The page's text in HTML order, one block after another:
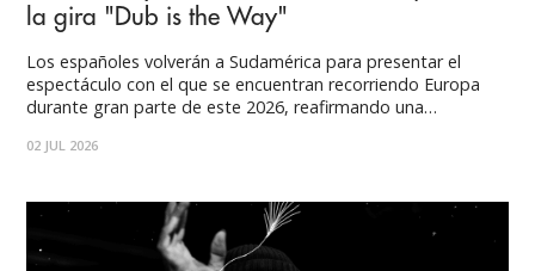
la gira "Dub is the Way"
Los españoles volverán a Sudamérica para presentar el
espectáculo con el que se encuentran recorriendo Europa
durante gran parte de este 2026, reafirmando una
espiritualidad en una experiencia única dentro de la música
Puntoticket. Los españoles
02 JUL 2026